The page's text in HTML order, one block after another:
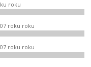
roku
roku roku
roku roku